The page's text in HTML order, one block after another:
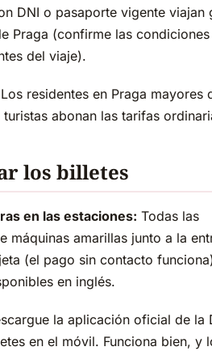
DNI o pasaporte vigente viajan
Praga (confirme las
del viaje).
Los residentes en Praga mayores
abonan las tarifas
los billetes
en las estaciones: Todas las
máquinas amarillas junto a la
(el pago sin contacto
en inglés.
la aplicación oficial de la
en el móvil. Funciona bien, y